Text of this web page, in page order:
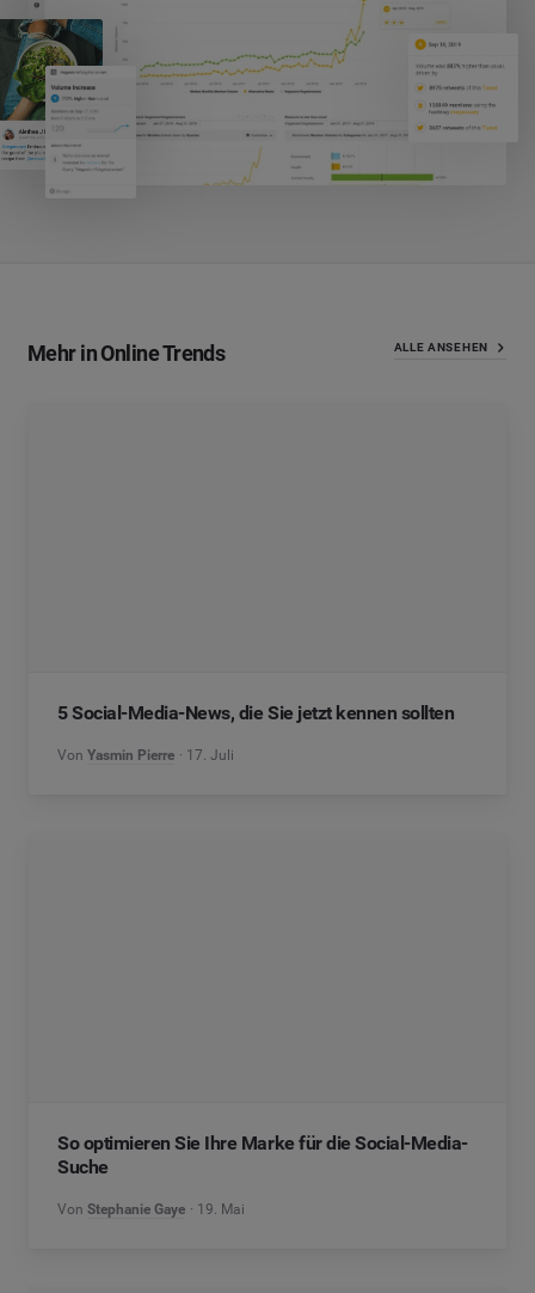
Mehr in Online Trends ALLE ANSEHEN
5 Social-Media-News, die Sie jetzt kennen sollten
Von Yasmin Pierre 17. Juli
So optimieren Sie Ihre Marke für die Social-Media-
Suche
Von Stephanie Gaye 19. Mai